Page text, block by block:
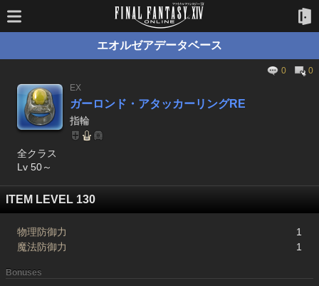
エオルゼアデータベース
0
0
EX
ガーロンド・アタッカーリングRE
指輪
全クラス
Lv 50～
ITEM LEVEL 130
物理防御力
1
魔法防御力
1
Bonuses